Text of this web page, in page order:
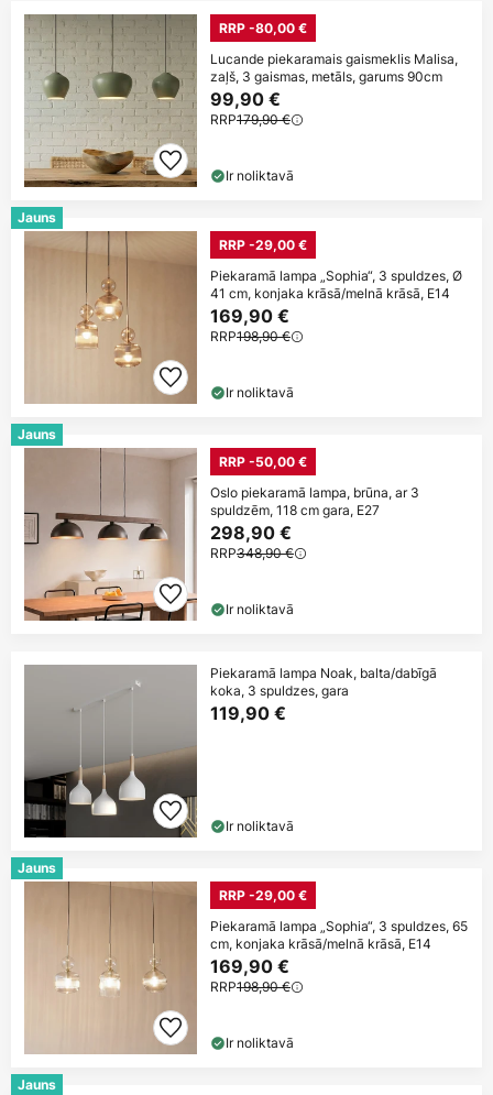
RRP -80,00 €
Lucande piekaramais gaismeklis Malisa,
zaļš, 3 gaismas, metāls, garums 90cm
99,90 €
RRP179,90 €
Ir noliktavā
Jauns
RRP -29,00 €
Piekaramā lampa „Sophia“, 3 spuldzes, Ø
41 cm, konjaka krāsā/melnā krāsā, E14
169,90 €
RRP198,90 €
Ir noliktavā
Jauns
RRP -50,00 €
Oslo piekaramā lampa, brūna, ar 3
spuldzēm, 118 cm gara, E27
298,90 €
RRP348,90 €
Ir noliktavā
Piekaramā lampa Noak, balta/dabīgā
koka, 3 spuldzes, gara
119,90 €
Ir noliktavā
Jauns
RRP -29,00 €
Piekaramā lampa „Sophia“, 3 spuldzes, 65
cm, konjaka krāsā/melnā krāsā, E14
169,90 €
RRP198,90 €
Ir noliktavā
Jauns